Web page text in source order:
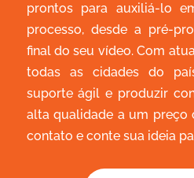
prontos para auxiliá-lo
processo, desde a pré-
final do seu vídeo. Com
todas as cidades do
suporte ágil e produzir
alta qualidade a um preço
contato e conte sua ideia